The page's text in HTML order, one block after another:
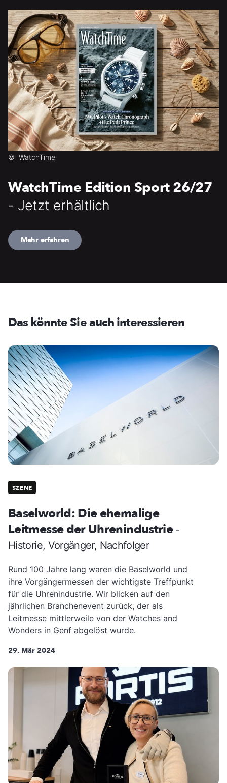
© WatchTime
WatchTime Edition Sport 26/27
- Jetzt erhältlich
Mehr erfahren
Das könnte Sie auch interessieren
SZENE
Baselworld: Die ehemalige
Leitmesse der Uhrenindustrie -
Historie, Vorgänger, Nachfolger
Rund 100 Jahre lang waren die Baselworld und
ihre Vorgängermessen der wichtigste Treffpunkt
für die Uhrenindustrie. Wir blicken auf den
jährlichen Branchenevent zurück, der als
Leitmesse mittlerweile von der Watches and
Wonders in Genf abgelöst wurde.
29. Mär 2024